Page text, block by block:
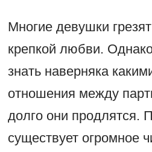
Многие девушки
крепкой любви.
знать наверняка
отношения между
долго они продлятся.
существует огромное